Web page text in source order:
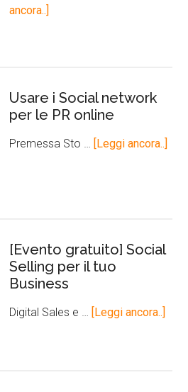
ancora..]
Usare i Social network
per le PR online
Premessa Sto … [Leggi ancora..]
[Evento gratuito] Social
Selling per il tuo
Business
Digital Sales e … [Leggi ancora..]